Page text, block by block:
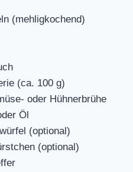
(mehligkochend)
(ca. 100 g)
oder Hühnerbrühe
Öl
(optional)
(optional)